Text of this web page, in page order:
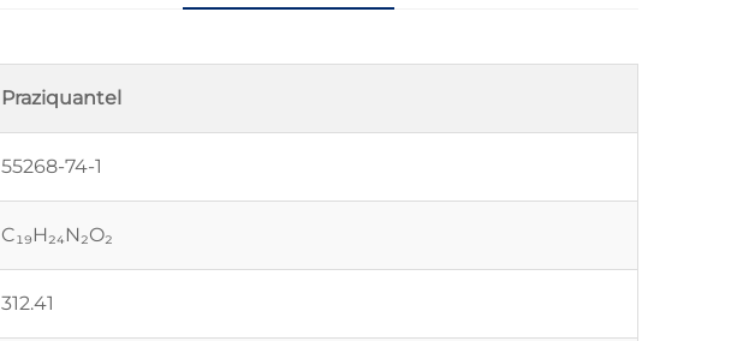
Praziquantel
55268-74-1
C₁₉H₂₄N₂O₂
312.41